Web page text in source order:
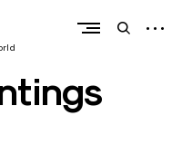
openopen